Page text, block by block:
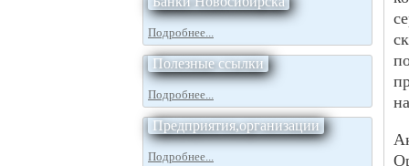
Подробнее...
Полезные ссылки
Подробнее...
Предприятия,организации
Подробнее...